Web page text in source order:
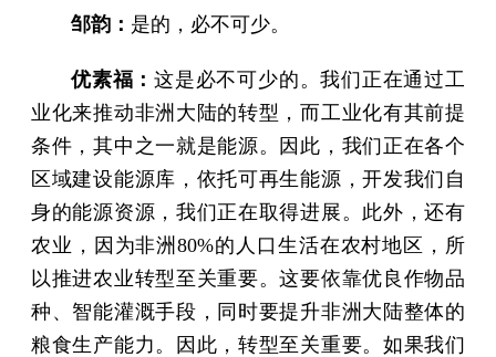
邹韵： 是的，必不可少。
优素福：这是必不可少的。我们正在通过工
业化来推动非洲大陆的转型，而工业化有其前提
条件，其中之一就是能源。因此，我们正在各个
区域建设能源库，依托可再生能源，开发我们自
身的能源资源，我们正在取得进展。此外，还有
农业，因为非洲80%的人口生活在农村地区，所
以推进农业转型至关重要。这要依靠优良作物品
种、智能灌溉手段，同时要提升非洲大陆整体的
粮食生产能力。因此，转型至关重要。如果我们